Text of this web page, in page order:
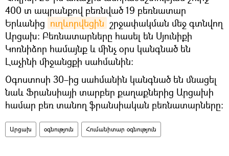
400 տ ապրանքով բեռնված 19 բեռնատար
Երևանից ուղևորվեցին շրջափակման մեջ գտնվող
Արցախ։ Բեռնատարները հասել են Սյունիքի
Կոռնիձոր համայնք և մինչ օրս կանգնած են
Լաչինի միջանցքի սահմանին։
Օգոստոսի 30–ից սահմանին կանգնած են մնացել
նաև Ֆրանսիայի տարբեր քաղաքներից Արցախի
համար բեռ տանող ֆրանսիական բեռնատարները։
Արցախ օգնություն Հումանիտար օգնություն